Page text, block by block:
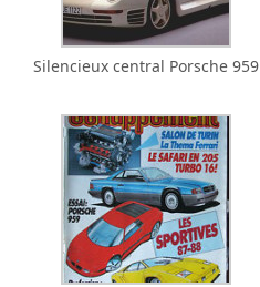
Silencieux central Porsche 959